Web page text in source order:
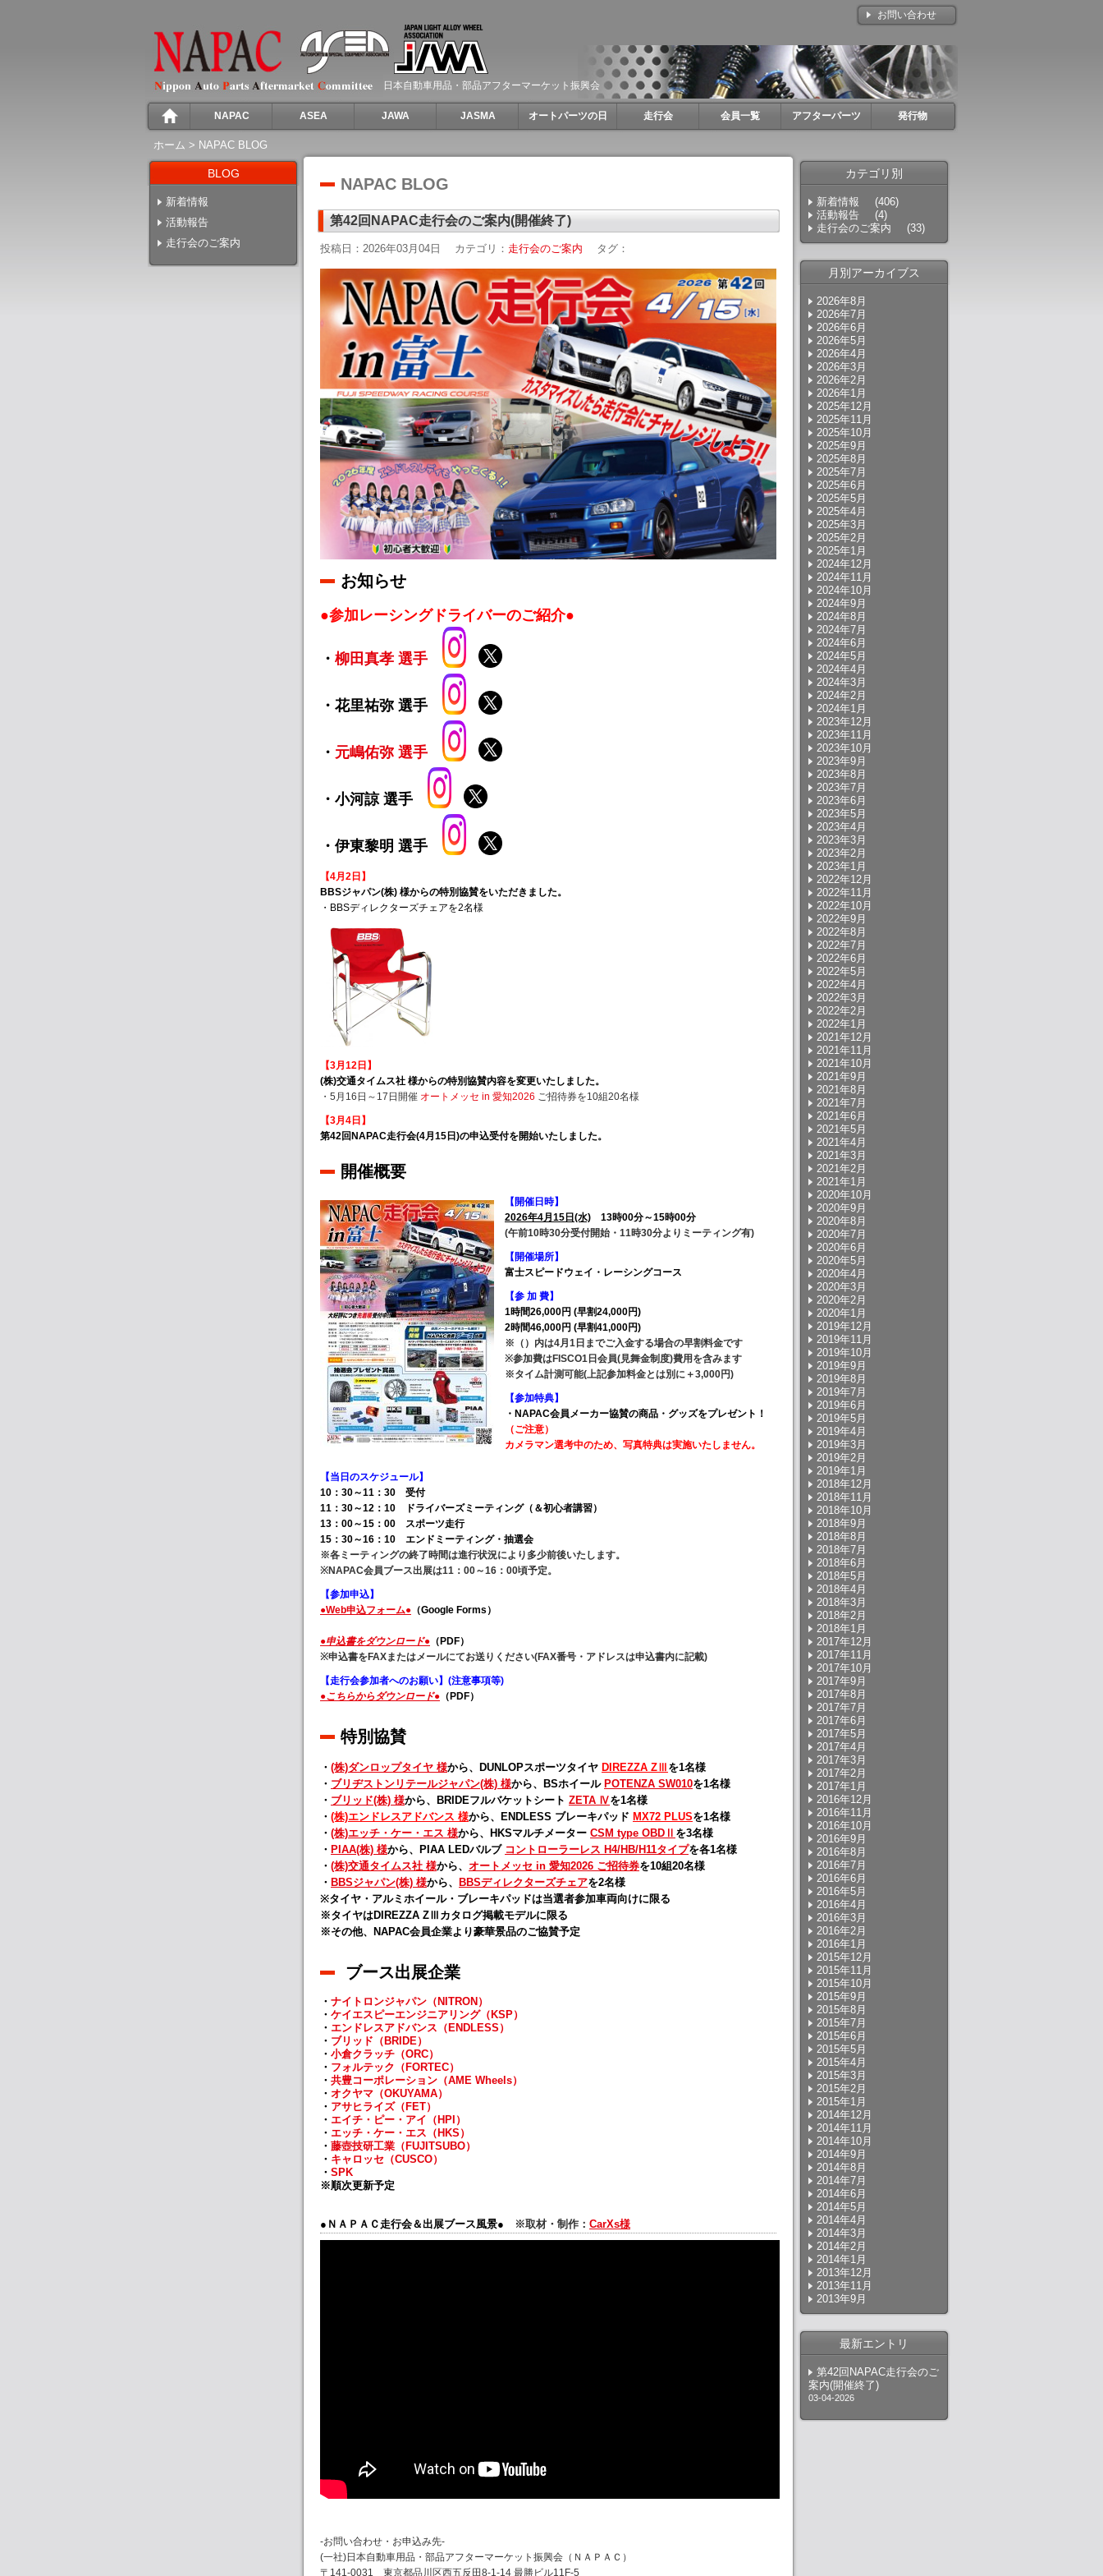
日本自動車用品・部品アフターマーケット振興会
お問い合わせ
NAPAC ASEA JAWA JASMA オートパーツの日 走行会 会員一覧 アフターパーツ 発行物
ホーム > NAPAC BLOG
BLOG
新着情報
活動報告
走行会のご案内
NAPAC BLOG
第42回NAPAC走行会のご案内(開催終了)
投稿日：2026年03月04日 カテゴリ： 走行会のご案内 タグ：
お知らせ
●参加レーシングドライバーのご紹介●
・ 柳田真孝 選手
・花里祐弥 選手
・ 元嶋佑弥 選手
・小河諒 選手
・伊東黎明 選手
【4月2日】
BBSジャパン(株) 様からの特別協賛をいただきました。
・BBSディレクターズチェアを2名様
【3月12日】
(株)交通タイムス社 様からの特別協賛内容を変更いたしました。
・5月16日～17日開催 オートメッセ in 愛知2026 ご招待券を10組20名様
【3月4日】
第42回NAPAC走行会(4月15日)の申込受付を開始いたしました。
開催概要
【開催日時】
2026年4月15日(水)
13時00分～15時00分
(午前10時30分受付開始・11時30分よりミーティング有)
【開催場所】
富士スピードウェイ・レーシングコース
【参 加 費】
1時間26,000円 (早割24,000円)
2時間46,000円 (早割41,000円)
※（）内は4月1日までご入金する場合の早割料金です
※参加費はFISCO1日会員(見舞金制度)費用を含みます
※タイム計測可能(上記参加料金とは別に＋3,000円)
【参加特典】
・NAPAC会員メーカー協賛の商品・グッズをプレゼント！
（ご注意）
カメラマン選考中のため、写真特典は実施いたしません。
【当日のスケジュール】
10：30～11：30 受付
11：30～12：10 ドライバーズミーティング（＆初心者講習）
13：00～15：00 スポーツ走行
15：30～16：10 エンドミーティング・抽選会
※各ミーティングの終了時間は進行状況により多少前後いたします。
※NAPAC会員ブース出展は11：00～16：00頃予定。
【参加申込】
●Web申込フォーム● （Google Forms）
●申込書をダウンロード● （PDF）
※申込書をFAXまたはメールにてお送りください(FAX番号・アドレスは申込書内に記載)
【走行会参加者へのお願い】(注意事項等)
●こちらからダウンロード● （PDF）
特別協賛
・ (株)ダンロップタイヤ 様から、DUNLOPスポーツタイヤ DIREZZA ZⅢ を1名様
・ ブリヂストンリテールジャパン(株) 様から、BSホイール POTENZA SW010を1名様
・ ブリッド(株) 様から、BRIDEフルバケットシート ZETA Ⅳを1名様
・ (株)エンドレスアドバンス 様から、ENDLESS ブレーキパッド MX72 PLUSを1名様
・ (株)エッチ・ケー・エス 様から、 HKSマルチメーター CSM type OBDⅡ を3名様
・ PIAA(株) 様から、 PIAA LEDバルブ コントローラーレス H4/HB/H11タイプを各1名様
・ (株)交通タイムス社 様から、 オートメッセ in 愛知2026 ご招待券を10組20名様
・ BBSジャパン(株) 様から、 BBSディレクターズチェアを2名様
※タイヤ・アルミホイール・ブレーキパッドは当選者参加車両向けに限る
※タイヤはDIREZZA ZⅢカタログ掲載モデルに限る
※その他、NAPAC会員企業より豪華景品のご協賛予定
ブース出展企業
・ ナイトロンジャパン（NITRON）
・ ケイエスピーエンジニアリング（KSP）
・ エンドレスアドバンス（ENDLESS）
・ ブリッド（BRIDE）
・ 小倉クラッチ（ORC）
・ フォルテック（FORTEC）
・ 共豊コーポレーション（AME Wheels）
・ オクヤマ（OKUYAMA）
・ アサヒライズ（FET）
・ エイチ・ピー・アイ（HPI）
・ エッチ・ケー・エス（HKS）
・ 藤壺技研工業（FUJITSUBO）
・ キャロッセ（CUSCO）
・ SPK
※順次更新予定
●ＮＡＰＡＣ走行会＆出展ブース風景● ※取材・制作： CarXs様
-お問い合わせ・お申込み先-
(一社)日本自動車用品・部品アフターマーケット振興会（ＮＡＰＡＣ）
〒141-0031 東京都品川区西五反田8-1-14 最勝ビル11F-5
カテゴリ別
新着情報
(406)
活動報告
(4)
走行会のご案内
(33)
月別アーカイブス
2026年8月
2026年7月
2026年6月
2026年5月
2026年4月
2026年3月
2026年2月
2026年1月
2025年12月
2025年11月
2025年10月
2025年9月
2025年8月
2025年7月
2025年6月
2025年5月
2025年4月
2025年3月
2025年2月
2025年1月
2024年12月
2024年11月
2024年10月
2024年9月
2024年8月
2024年7月
2024年6月
2024年5月
2024年4月
2024年3月
2024年2月
2024年1月
2023年12月
2023年11月
2023年10月
2023年9月
2023年8月
2023年7月
2023年6月
2023年5月
2023年4月
2023年3月
2023年2月
2023年1月
2022年12月
2022年11月
2022年10月
2022年9月
2022年8月
2022年7月
2022年6月
2022年5月
2022年4月
2022年3月
2022年2月
2022年1月
2021年12月
2021年11月
2021年10月
2021年9月
2021年8月
2021年7月
2021年6月
2021年5月
2021年4月
2021年3月
2021年2月
2021年1月
2020年10月
2020年9月
2020年8月
2020年7月
2020年6月
2020年5月
2020年4月
2020年3月
2020年2月
2020年1月
2019年12月
2019年11月
2019年10月
2019年9月
2019年8月
2019年7月
2019年6月
2019年5月
2019年4月
2019年3月
2019年2月
2019年1月
2018年12月
2018年11月
2018年10月
2018年9月
2018年8月
2018年7月
2018年6月
2018年5月
2018年4月
2018年3月
2018年2月
2018年1月
2017年12月
2017年11月
2017年10月
2017年9月
2017年8月
2017年7月
2017年6月
2017年5月
2017年4月
2017年3月
2017年2月
2017年1月
2016年12月
2016年11月
2016年10月
2016年9月
2016年8月
2016年7月
2016年6月
2016年5月
2016年4月
2016年3月
2016年2月
2016年1月
2015年12月
2015年11月
2015年10月
2015年9月
2015年8月
2015年7月
2015年6月
2015年5月
2015年4月
2015年3月
2015年2月
2015年1月
2014年12月
2014年11月
2014年10月
2014年9月
2014年8月
2014年7月
2014年6月
2014年5月
2014年4月
2014年3月
2014年2月
2014年1月
2013年12月
2013年11月
2013年9月
最新エントリ
第42回NAPAC走行会のご
案内(開催終了)
03-04-2026